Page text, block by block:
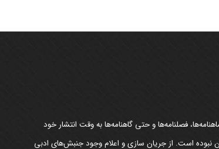
فصلنامه‌ها و حتی گاهنامه‌ها به وقت انتشار خود
نبوده است. از جریان سازی و اعلام وجود جنبش‌های ادبی